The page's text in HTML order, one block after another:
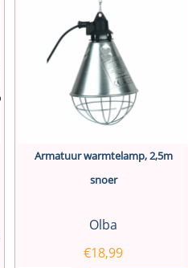
Armatuur warmtelamp, 2,5m
snoer
Olba
€18,99